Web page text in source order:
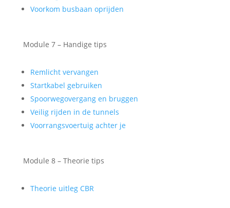
Voorkom busbaan oprijden
Module 7 – Handige tips
Remlicht vervangen
Startkabel gebruiken
Spoorwegovergang en bruggen
Veilig rijden in de tunnels
Voorrangsvoertuig achter je
Module 8 – Theorie tips
Theorie uitleg CBR